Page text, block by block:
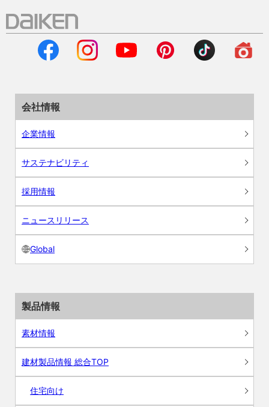
会社情報
企業情報
サステナビリティ
採用情報
ニュースリリース
Global
製品情報
素材情報
建材製品情報 総合TOP
住宅向け